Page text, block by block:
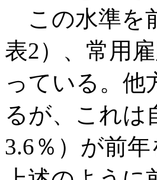
この水準を
表2）、常用
っている。他
るが、これは
3.6％）が前